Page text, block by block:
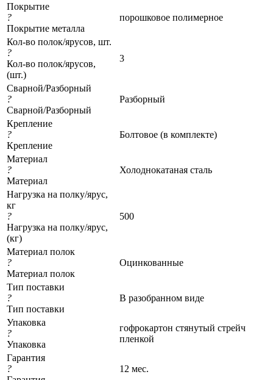
Покрытие
?
Покрытие металла
порошковое полимерное
Кол-во полок/ярусов, шт.
?
Кол-во полок/ярусов,
(шт.)
3
Сварной/Разборный
?
Сварной/Разборный
Разборный
Крепление
?
Крепление
Болтовое (в комплекте)
Материал
?
Материал
Холоднокатаная сталь
Нагрузка на полку/ярус,
кг
?
Нагрузка на полку/ярус,
(кг)
500
Материал полок
?
Материал полок
Оцинкованные
Тип поставки
?
Тип поставки
В разобранном виде
Упаковка
?
Упаковка
гофрокартон стянутый стрейч
пленкой
Гарантия
?
12 мес.